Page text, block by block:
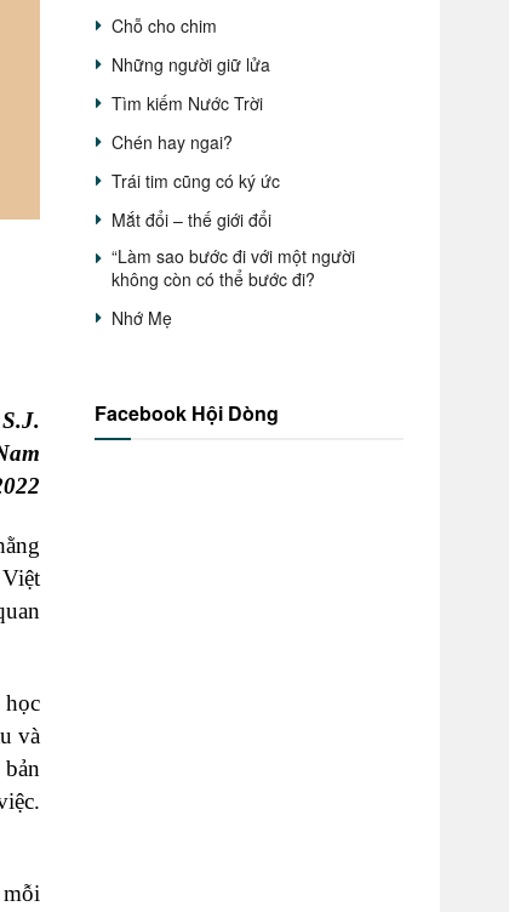
và
Chỗ cho chim
Những người giữ lửa
Tìm kiếm Nước Trời
Chén hay ngai?
Trái tim cũng có ký ức
Mắt đổi – thế giới đổi
“Làm sao bước đi với một người
không còn có thể bước đi?
Nhớ Mẹ
Facebook Hội Dòng